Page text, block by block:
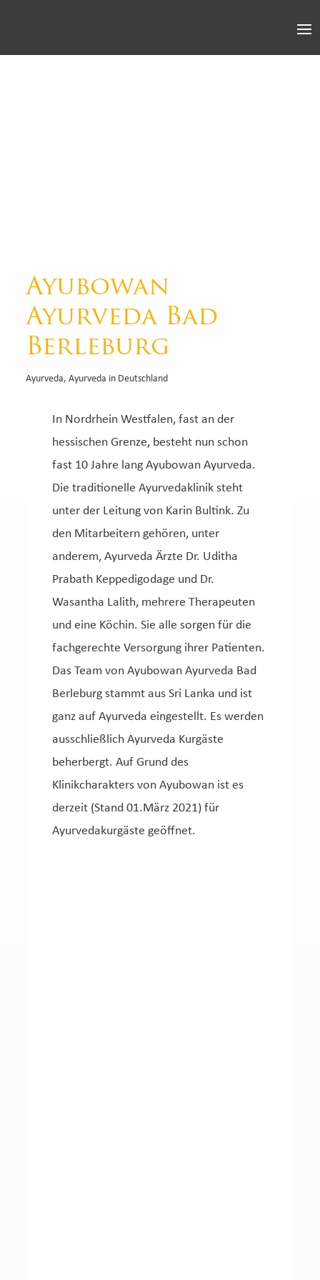
Ayubowan
Ayurveda Bad
Berleburg
Ayurveda, Ayurveda in Deutschland
In Nordrhein Westfalen, fast an der
hessischen Grenze, besteht nun schon
fast 10 Jahre lang Ayubowan Ayurveda.
Die traditionelle Ayurvedaklinik steht
unter der Leitung von Karin Bultink. Zu
den Mitarbeitern gehören, unter
anderem, Ayurveda Ärzte Dr. Uditha
Prabath Keppedigodage und Dr.
Wasantha Lalith, mehrere Therapeuten
und eine Köchin. Sie alle sorgen für die
fachgerechte Versorgung ihrer Patienten.
Das Team von Ayubowan Ayurveda Bad
Berleburg stammt aus Sri Lanka und ist
ganz auf Ayurveda eingestellt. Es werden
ausschließlich Ayurveda Kurgäste
beherbergt. Auf Grund des
Klinikcharakters von Ayubowan ist es
derzeit (Stand 01.März 2021) für
Ayurvedakurgäste geöffnet.